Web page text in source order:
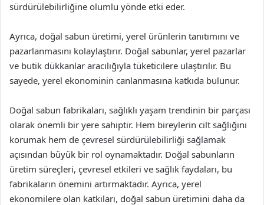
sürdürülebilirliğine olumlu yönde etki eder.
Ayrıca, doğal sabun üretimi, yerel ürünlerin tanıtımını ve
pazarlanmasını kolaylaştırır. Doğal sabunlar, yerel pazarlar
ve butik dükkanlar aracılığıyla tüketicilere ulaştırılır. Bu
sayede, yerel ekonominin canlanmasına katkıda bulunur.
Doğal sabun fabrikaları, sağlıklı yaşam trendinin bir parçası
olarak önemli bir yere sahiptir. Hem bireylerin cilt sağlığını
korumak hem de çevresel sürdürülebilirliği sağlamak
açısından büyük bir rol oynamaktadır. Doğal sabunların
üretim süreçleri, çevresel etkileri ve sağlık faydaları, bu
fabrikaların önemini artırmaktadır. Ayrıca, yerel
ekonomilere olan katkıları, doğal sabun üretimini daha da